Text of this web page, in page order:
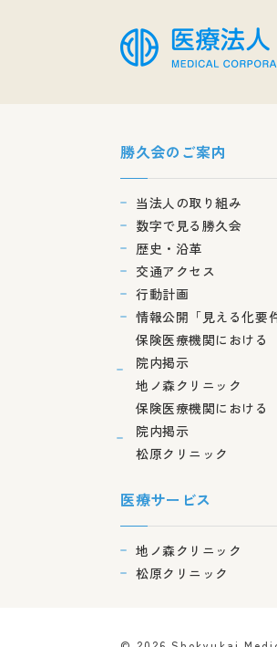
勝久会のご案内
当法人の取り組み
数字で見る勝久会
歴史・沿革
交通アクセス
行動計画
情報公開「見える化要件
保険医療機関における
院内掲示
地ノ森クリニック
保険医療機関における
院内掲示
松原クリニック
医療サービス
地ノ森クリニック
松原クリニック